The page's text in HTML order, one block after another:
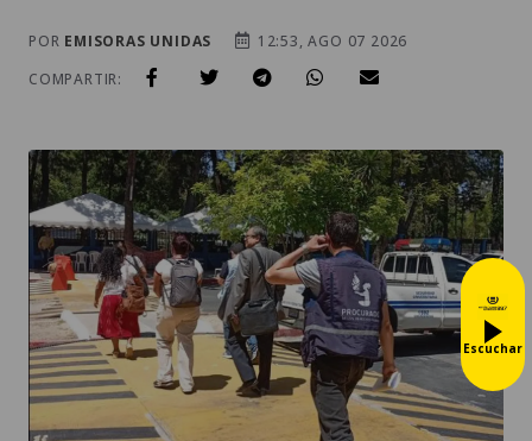
POR EMISORAS UNIDAS
12:53, AGO 07 2026
COMPARTIR:
Escuchar